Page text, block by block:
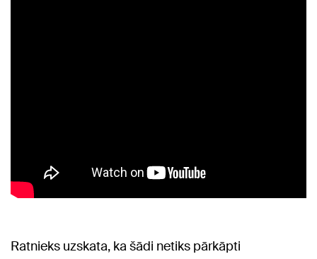
Ratnieks uzskata, ka šādi netiks pārkāpti